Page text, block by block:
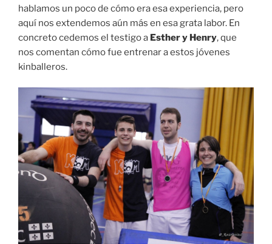
hablamos un poco de cómo era esa experiencia, pero
aquí nos extendemos aún más en esa grata labor. En
concreto cedemos el testigo a Esther y Henry, que
nos comentan cómo fue entrenar a estos jóvenes
kinballeros.